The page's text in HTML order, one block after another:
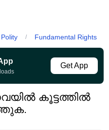
/ Fundamental Rights
Get App
കൂട്ടത്തിൽ